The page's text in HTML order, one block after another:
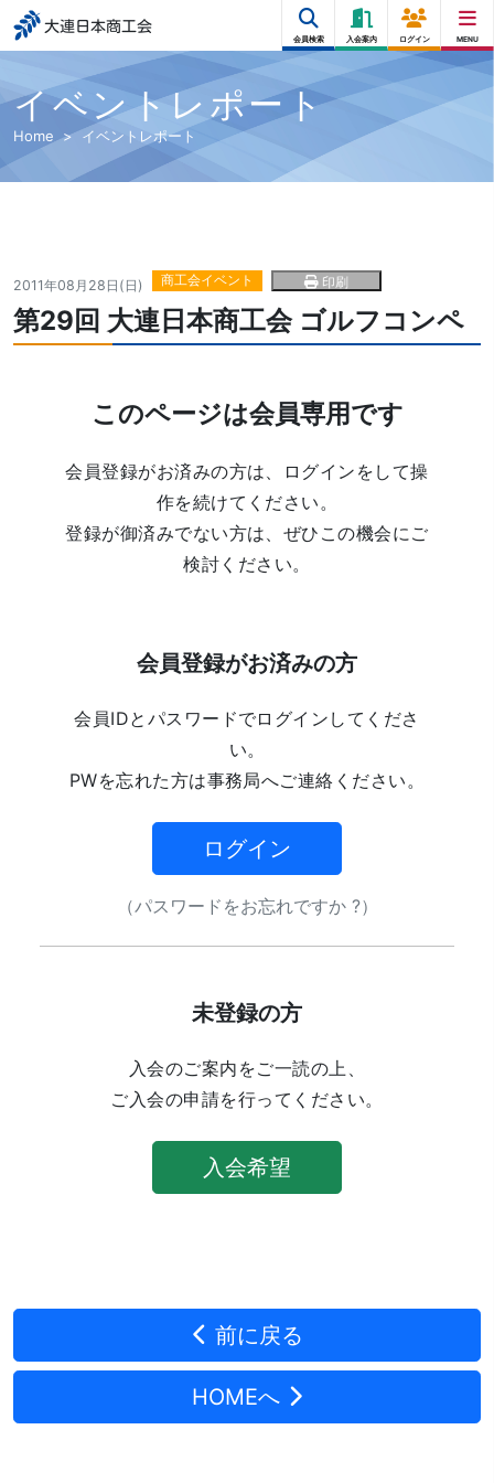
大連日本商工会
会員検索 入会案内 ログイン MENU
イベントレポート
Home イベントレポート
2011年08月28日(日) 商工会イベント 印刷
第29回 大連日本商工会 ゴルフコンペ
このページは会員専用です
会員登録がお済みの方は、ログインをして操
作を続けてください。
登録が御済みでない方は、ぜひこの機会にご
検討ください。
会員登録がお済みの方
会員IDとパスワードでログインしてくださ
い。
PWを忘れた方は事務局へご連絡ください。
ログイン
（パスワードをお忘れですか ?）
未登録の方
入会のご案内をご一読の上、
ご入会の申請を行ってください。
入会希望
前に戻る
HOMEへ